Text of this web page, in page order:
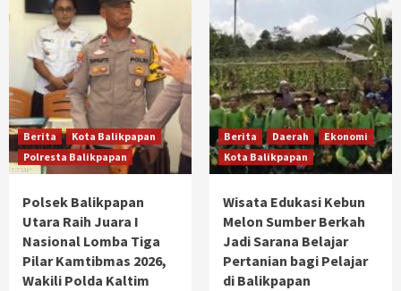
Berita
Kota Balikpapan
Polresta Balikpapan
Polsek Balikpapan
Utara Raih Juara I
Nasional Lomba Tiga
Pilar Kamtibmas 2026,
Wakili Polda Kaltim
Berita Daerah
Ekonomi
Kota Balikpapan
Wisata Edukasi Kebun
Melon Sumber Berkah
Jadi Sarana Belajar
Pertanian bagi Pelajar
di Balikpapan